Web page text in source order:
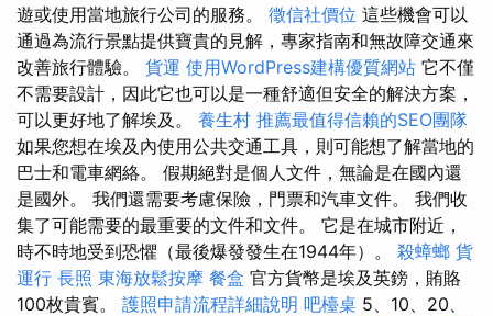
遊或使用當地旅行公司的服務。 徵信社價位 這些機會可以
通過為流行景點提供寶貴的見解，專家指南和無故障交通來
改善旅行體驗。 貨運 使用WordPress建構優質網站 它不僅
不需要設計，因此它也可以是一種舒適但安全的解決方案，
可以更好地了解埃及。 養生村 推薦最值得信賴的SEO團隊
如果您想在埃及內使用公共交通工具，則可能想了解當地的
巴士和電車網絡。 假期絕對是個人文件，無論是在國內還
是國外。 我們還需要考慮保險，門票和汽車文件。 我們收
集了可能需要的最重要的文件和文件。 它是在城市附近，
時不時地受到恐懼（最後爆發發生在1944年）。 殺蟑螂 貨
運行 長照 東海放鬆按摩 餐盒 官方貨幣是埃及英鎊，賄賂
100枚貴賓。 護照申請流程詳細說明 吧檯桌 5、10、20、